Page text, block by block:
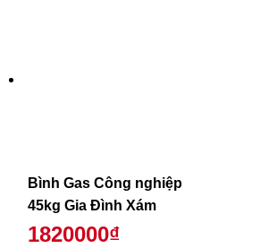
Bình Gas Công nghiệp
45kg Gia Đình Xám
1820000₫